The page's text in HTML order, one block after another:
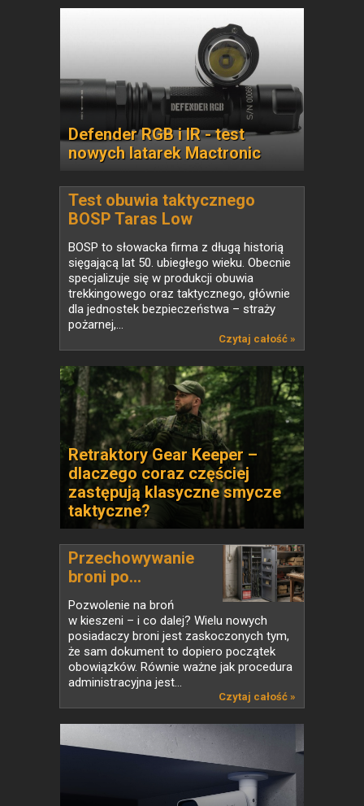
Defender RGB i IR - test
nowych latarek Mactronic
Test obuwia taktycznego
BOSP Taras Low
BOSP to słowacka firma z długą historią
sięgającą lat 50. ubiegłego wieku. Obecnie
specjalizuje się w produkcji obuwia
trekkingowego oraz taktycznego, głównie
dla jednostek bezpieczeństwa – straży
pożarnej,...
Czytaj całość »
Retraktory Gear Keeper –
dlaczego coraz częściej
zastępują klasyczne smycze
taktyczne?
Przechowywanie
broni po...
Pozwolenie na broń
w kieszeni – i co dalej? Wielu nowych
posiadaczy broni jest zaskoczonych tym,
że sam dokument to dopiero początek
obowiązków. Równie ważne jak procedura
administracyjna jest...
Czytaj całość »